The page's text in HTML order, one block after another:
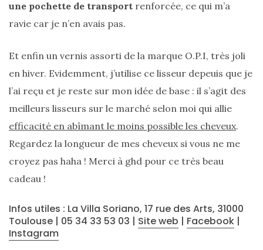
une pochette de transport renforcée, ce qui m’a
ravie car je n’en avais pas.
Et enfin un vernis assorti de la marque O.P.I, très joli
en hiver. Evidemment, j’utilise ce lisseur depeuis que je
l’ai reçu et je reste sur mon idée de base : il s’agit des
meilleurs lisseurs sur le marché selon moi qui allie
efficacité en abîmant le moins possible les cheveux.
Regardez la longueur de mes cheveux si vous ne me
croyez pas haha ! Merci à ghd pour ce très beau
cadeau !
Infos utiles : La Villa Soriano, 17 rue des Arts, 31000
Toulouse | 05 34 33 53 03 | Site web | Facebook |
Instagram